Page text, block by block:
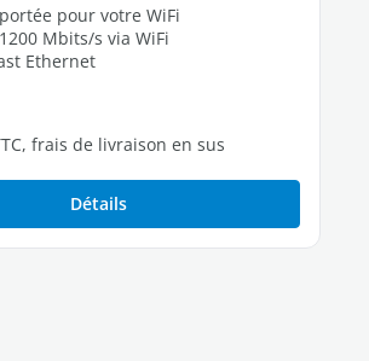
pour votre WiFi
Mbits/s via WiFi
Ethernet
:
frais de livraison en sus
Détails